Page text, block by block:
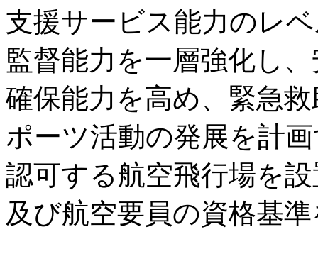
支援サービス能力のレ
監督能力を一層強化し
確保能力を高め、緊急
ポーツ活動の発展を計
認可する航空飛行場を
及び航空要員の資格基